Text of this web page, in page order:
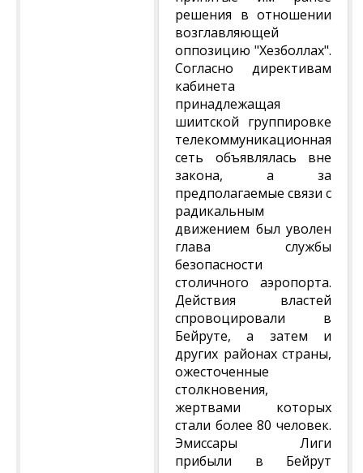
решения в отношении
возглавляющей
оппозицию "Хезболлах".
Согласно директивам
кабинета
принадлежащая
шиитской группировке
телекоммуникационная
сеть объявлялась вне
закона, а за
предполагаемые связи с
радикальным
движением был уволен
глава службы
безопасности
столичного аэропорта.
Действия властей
спровоцировали в
Бейруте, а затем и
других районах страны,
ожесточенные
столкновения,
жертвами которых
стали более 80 человек.
Эмиссары Лиги
прибыли в Бейрут